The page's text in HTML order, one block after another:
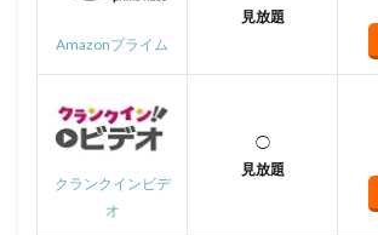
Amazonプライム
見放題
クランクインビデ
オ
◯
見放題